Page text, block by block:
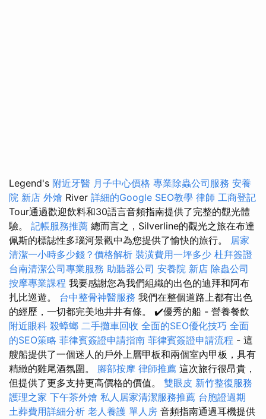
Legend's 附近牙醫 月子中心價格 專業除蟲公司服務 安養
院 新店 外燴 River 詳細的Google SEO教學 律師 工商登記
Tour通過歡迎飲料和30語言音頻指南提供了完整的觀光體
驗。 記帳服務推薦 總而言之，Silverline的觀光之旅在布達
佩斯的標誌性多瑙河景觀中為您提供了愉快的旅行。 居家
清潔一小時多少錢？價格解析 裝潢費用一坪多少 杜拜簽證
台南清潔公司專業服務 助聽器公司 安養院 新店 除蟲公司
按摩專業課程 我要感謝您為我們組織的出色的迪拜和阿布
扎比巡遊。 台中整骨神醫服務 我們在整個道路上都有出色
的經歷，一切都完美地井井有條。 ✔️優秀的船 - 營養餐飲
附近眼科 殺蟑螂 二手攤車回收 全面的SEO優化技巧 全面
的SEO策略 菲律賓簽證申請指南 菲律賓簽證申請流程 - 這
艘船提供了一個迷人的戶外上層甲板和兩個室內甲板，具有
精緻的雞尾酒氛圍。 腳部按摩 律師推薦 這次旅行很昂貴，
但提供了更多支持更高價格的價值。 雙眼皮 新竹整復服務
護理之家 下午茶外燴 私人居家清潔服務推薦 台胞證過期
土葬費用詳細分析 老人養護 單人房 音頻指南通過耳機提供